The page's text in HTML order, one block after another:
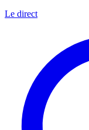
Le direct